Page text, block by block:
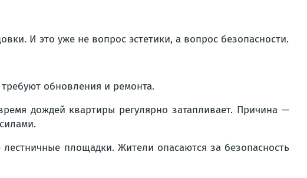
И это уже не вопрос эстетики, а вопрос безопасности.
обновления и ремонта.
дождей квартиры регулярно затапливает. Причина —
площадки. Жители опасаются за безопасность